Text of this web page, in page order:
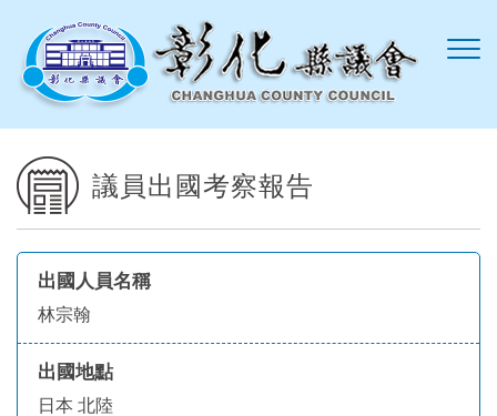
議員出國考察報告
出國人員名稱
林宗翰
出國地點
日本 北陸